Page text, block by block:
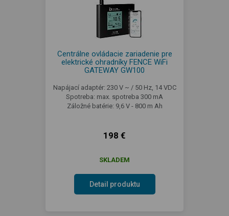
Centrálne ovládacie zariadenie pre
elektrické ohradníky FENCE WiFi
GATEWAY GW100
Napájací adaptér: 230 V ~ / 50 Hz, 14 VDC
Spotreba: max. spotreba 300 mA
Záložné batérie: 9,6 V - 800 m Ah
198 €
SKLADEM
Detail produktu